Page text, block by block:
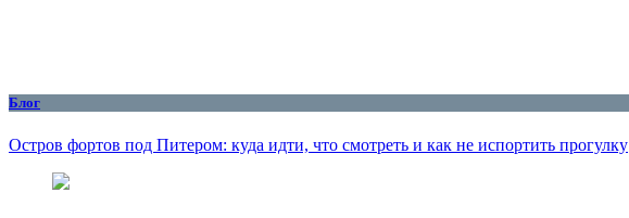
Блог
Остров фортов под Питером: куда идти, что смотреть и как не испортить прогулку